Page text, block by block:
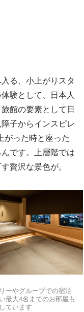
る、小上がりスタ
験として、日本人
館の要素として日
子からインスピレ
がった時と座った
です。上層階では
贅沢な景色が。
ーやグループでの宿泊
最大4名までのお部屋も
ています